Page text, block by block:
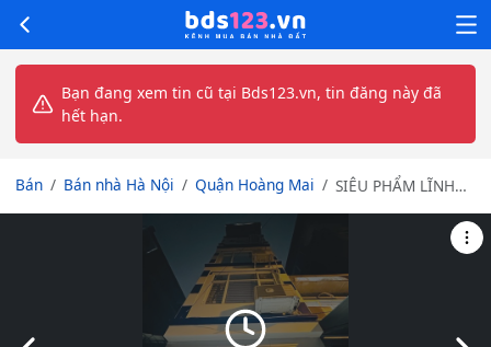
Bạn đang xem tin cũ tại Bds123.vn, tin đăng này đã
hết hạn.
Bán Bán nhà Hà Nội Quận Hoàng Mai
SIÊU PHẨM LĨNH
TINH - NỘI THẤT
LUXURY